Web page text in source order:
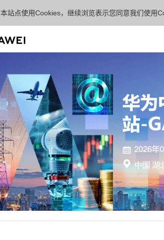
本站点使用Cookies，继续浏览表示您同意我们使用